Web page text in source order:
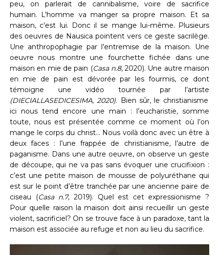
peu, on parlerait de cannibalisme, voire de sacrifice
humain. L’homme va manger sa propre maison. Et sa
maison, c’est lui. Donc il se mange lui-même. Plusieurs
des oeuvres de Nausica pointent vers ce geste sacrilège.
Une anthropophagie par l’entremise de la maison. Une
oeuvre nous montre une fourchette fichée dans une
maison en mie de pain (Casa n.8, 2020). Une autre maison
en mie de pain est dévorée par les fourmis, ce dont
témoigne une vidéo tournée par l’artiste
(DIECIALLASEDICESIMA, 2020). Bien sûr, le christianisme
ici nous tend encore une main : l’eucharistie, somme
toute, nous est présentée comme ce moment où l’on
mange le corps du christ… Nous voilà donc avec un être à
deux faces : l’une frappée de christianisme, l’autre de
paganisme. Dans une autre oeuvre, on observe un geste
de découpe, qui ne va pas sans évoquer une crucifixion :
c’est une petite maison de mousse de polyuréthane qui
est sur le point d’être tranchée par une ancienne paire de
ciseau (Casa n.7, 2019). Quel est cet expressionisme ?
Pour quelle raison la maison doit ainsi recueillir un geste
violent, sacrificiel? On se trouve face à un paradoxe, tant la
maison est associée au refuge et non au lieu du sacrifice.